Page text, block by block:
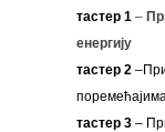
тастер 1–
енергију
тастер 2
тастер 3–